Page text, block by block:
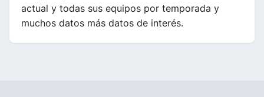
actual y todas sus equipos por temporada y
muchos datos más datos de interés.